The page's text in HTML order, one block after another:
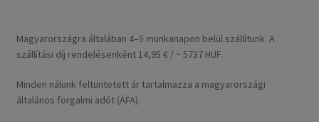
Magyarországra általában 4–5 munkanapon belül szállítunk. A
szállítási díj rendelésenként 14,95 € / ~ 5737 HUF.
Minden nálunk feltüntetett ár tartalmazza a magyarországi
általános forgalmi adót (ÁFA).